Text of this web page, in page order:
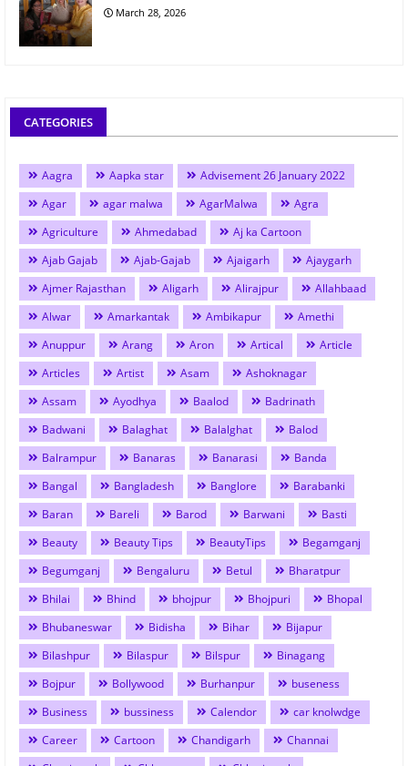
March 28, 2026
CATEGORIES
Aagra Aapka star
Advisement 26 January 2022
Agar
agar malwa AgarMalwa
Agra
Agriculture
Ahmedabad
Aj ka Cartoon
Ajab Gajab
Ajab-Gajab Ajaigarh
Ajaygarh
Ajmer Rajasthan
Aligarh Alirajpur
Allahbaad
Alwar
Amarkantak Ambikapur
Amethi
Anuppur
Arang Aron Artical
Article
Articles
Artist Asam
Ashoknagar
Assam
Ayodhya Baalod
Badrinath
Badwani
Balaghat Balalghat
Balod
Balrampur
Banaras Banarasi
Banda
Bangal
Bangladesh Banglore
Barabanki
Baran
Bareli Barod Barwani
Basti
Beauty
Beauty Tips BeautyTips
Begamganj
Begumganj
Bengaluru Betul
Bharatpur
Bhilai
Bhind bhojpur Bhojpuri
Bhopal
Bhubaneswar
Bidisha Bihar
Bijapur
Bilashpur
Bilaspur Bilspur
Binagang
Bojpur
Bollywood Burhanpur
buseness
Business
bussiness Calendor
car knolwdge
Career
Cartoon Chandigarh
Channai